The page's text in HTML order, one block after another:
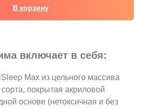
В корзину
включает в себя:
Max из цельного массива
покрытая акриловой
основе (нетоксичная и без